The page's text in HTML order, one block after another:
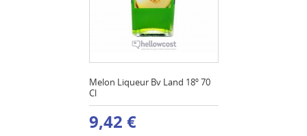
Melon Liqueur Bv Land 18º 70
Cl
9,42 €